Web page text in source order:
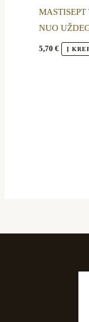
MASTISEPT
NUO
5,70€ Į